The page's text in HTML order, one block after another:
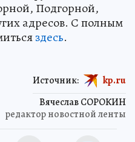
Подгорной,
адресов. С полным
здесь.
Вячеслав СОРОКИН
редактор новостной ленты
Источник: kp.ru